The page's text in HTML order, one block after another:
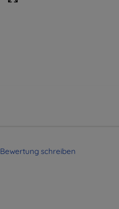
Bewertung schreiben